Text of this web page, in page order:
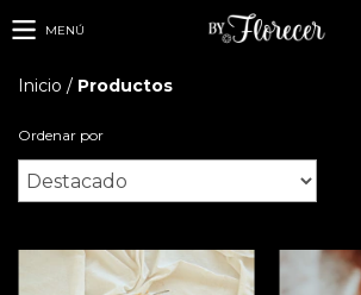
MENÚ
Inicio / Productos
Ordenar por